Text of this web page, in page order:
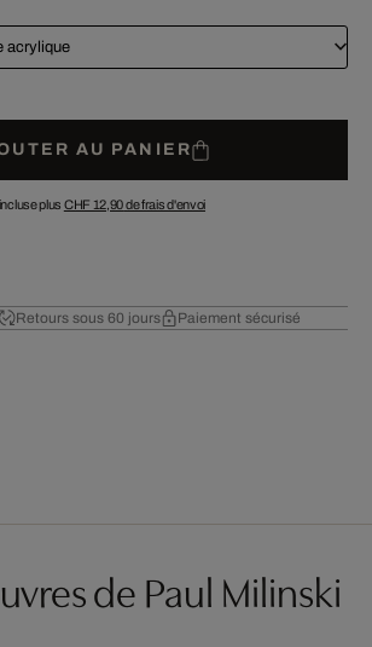
acrylique
AU PANIER
plus CHF 12,90de frais d'envoi
Retours sous 60 jours Paiement sécurisé
de Paul Milinski